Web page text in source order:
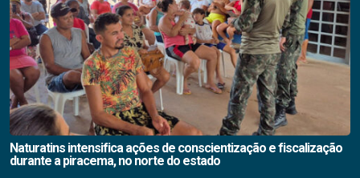
Naturatins intensifica ações de conscientização e fiscalização
durante a piracema, no norte do estado